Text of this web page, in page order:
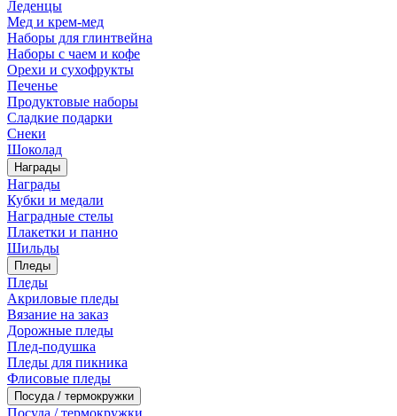
Леденцы
Мед и крем-мед
Наборы для глинтвейна
Наборы с чаем и кофе
Орехи и сухофрукты
Печенье
Продуктовые наборы
Сладкие подарки
Снеки
Шоколад
Награды
Награды
Кубки и медали
Наградные стелы
Плакетки и панно
Шильды
Пледы
Пледы
Акриловые пледы
Вязание на заказ
Дорожные пледы
Плед-подушка
Пледы для пикника
Флисовые пледы
Посуда / термокружки
Посуда / термокружки